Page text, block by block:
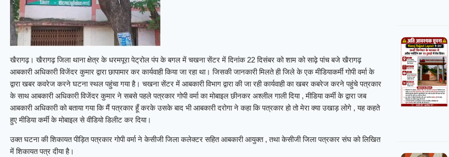
खैरागढ़। खैरागढ़ जिला थाना क्षेत्र के धरमपूरा पेट्रोल पंप के बगल में चखना सेंटर में दिनांक 22 दिसंबर को शाम को साढ़े पांच बजे खैरागढ़
आबकारी अधिकारी विजेंदर कुमार द्वारा छापामार कर कार्यवाही किया जा रहा था। जिसकी जानकारी मिलते ही जिले के एक मीडियाकर्मी गोपी वर्मा के
द्वारा खबर कवरेज करने घटना स्थल पहुंचा गया है। चखना सेंटर में आबकारी विभाग द्वारा की जा रही कार्यवाही का खबर कबरेज करने पहुंचे पत्रकार
के साथ आबकारी अधिकारी विजेंदर कुमार ने सबसे पहले पत्रकार गोपी वर्मा का मोबाइल छीनकर अश्लील गाली दिया , मीडिया कर्मी के द्वारा जब
आबकारी अधिकारी को बताया गया कि मैं पत्रकार हूँ करके उसके बाद भी आबकारी दरोगा ने कहा कि पत्रकार हो तो मेरा क्या उखाड़ लोगे , यह कहते
हुए मीडिया कर्मी के मोबाइल से वीडियो डिलीट कर दिया।
उक्त घटना की शिकायत पीड़ित पत्रकार गोपी वर्मा ने केसीजी जिला कलेक्टर सहित आबकारी आयुक्त , तथा केसीजी जिला पत्रकार संघ को लिखित
में शिकायत पत्र दीया है।